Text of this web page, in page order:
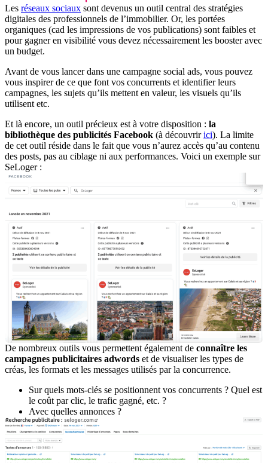
Les réseaux sociaux sont devenus un outil central des stratégies
digitales des professionnels de l’immobilier. Or, les portées
organiques (cad les impressions de vos publications) sont faibles et
pour gagner en visibilité vous devez nécessairement les booster avec
un budget.
Avant de vous lancer dans une campagne social ads, vous pouvez
vous inspirer de ce que font vos concurrents et identifier leurs
campagnes, les sujets qu’ils mettent en valeur, les visuels qu’ils
utilisent etc.
Et là encore, un outil précieux est à votre disposition : la
bibliothèque des publicités Facebook (à découvririci). La limite
de cet outil réside dans le fait que vous n’aurez accès qu’au contenu
des posts, pas au ciblage ni aux performances. Voici un exemple sur
SeLoger :
De nombreux outils vous permettent également de connaître les
campagnes publicitaires adwords et de visualiser les types de
créas, les formats et les messages utilisés par la concurrence.
Sur quels mots-clés se positionnent vos concurrents ? Quel est
le coût par clic, le trafic gagné, etc. ?
Avec quelles annonces ?